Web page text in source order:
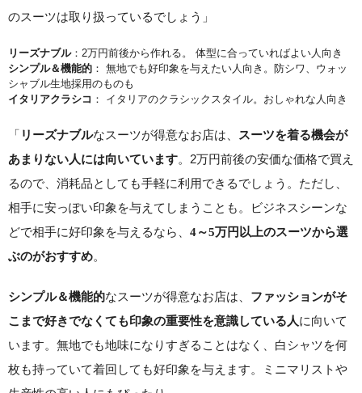
のスーツは取り扱っているでしょう」
リーズナブル：2万円前後から作れる。 体型に合っていればよい人向き
シンプル＆機能的 ： 無地でも好印象を与えたい人向き。防シワ、ウォッ
シャブル生地採用のものも
イタリアクラシコ ： イタリアのクラシックスタイル。おしゃれな人向き
「 リーズナブルなスーツが得意なお店は、
スーツを着る機会が
あまりない人には向いています。2万円前後の安価な価格で買え
るので、消耗品としても手軽に利用できるでしょう。ただし、
相手に安っぽい印象を与えてしまうことも。ビジネスシーンな
どで相手に好印象を与えるなら、 4～5万円以上のスーツから選
ぶのがおすすめ。
シンプル＆機能的なスーツが得意なお店は、 ファッションがそ
こまで好きでなくても印象の重要性を意識している人に向いて
います。無地でも地味になりすぎることはなく、白シャツを何
枚も持っていて着回しても好印象を与えます。ミニマリストや